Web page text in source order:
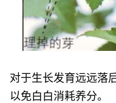
对于生长发育远远落
以免白白消耗养分。